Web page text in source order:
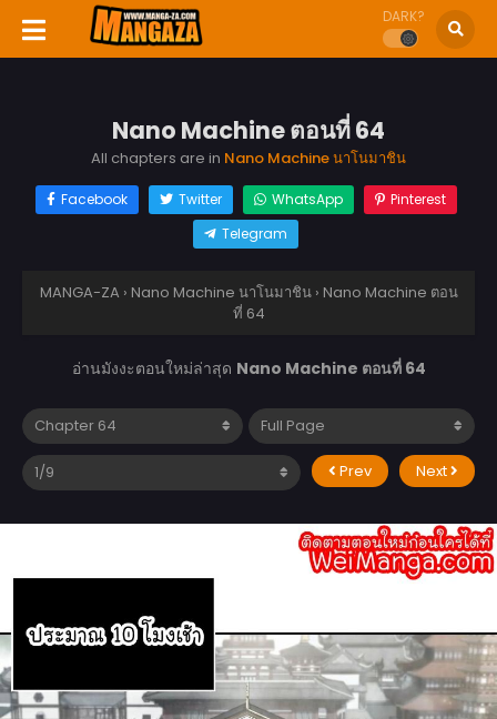
DARK?
Nano Machine ตอนที่ 64
All chapters are in Nano Machine นาโนมาชิน
Facebook Twitter WhatsApp
Pinterest
Telegram
MANGA-ZA › Nano Machine นาโนมาชิน › Nano Machine ตอน
ที่ 64
อ่านมังงะตอนใหม่ล่าสุด Nano Machine ตอนที่ 64
Prev Next